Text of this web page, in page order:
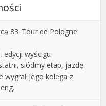
83. Tour de Pologne
edycji wyścigu
siódmy etap, jazdę
wygrał jego kolega z